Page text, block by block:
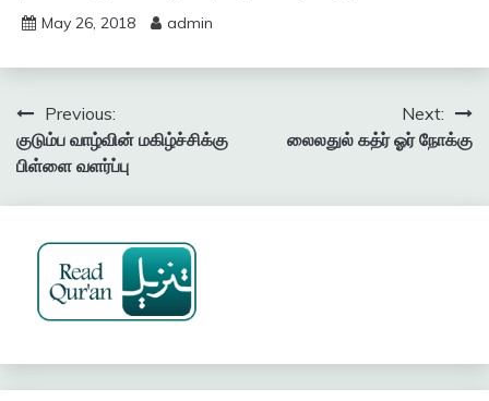
May 26, 2018 admin
Post
navigation
Previous:
குடும்ப வாழ்வின் மகிழ்ச்சிக்கு
பிள்ளை வளர்ப்பு
Next:
லைலதுல் கத்ர் ஓர் நோக்கு